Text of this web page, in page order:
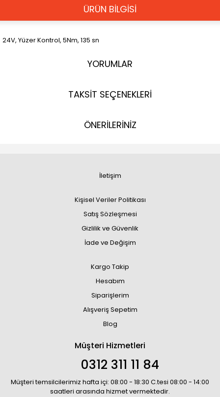
ÜRÜN BİLGİSİ
24V, Yüzer Kontrol, 5Nm, 135 sn
YORUMLAR
TAKSİT SEÇENEKLERİ
ÖNERİLERİNİZ
İletişim
Kişisel Veriler Politikası
Satış Sözleşmesi
Gizlilik ve Güvenlik
İade ve Değişim
Kargo Takip
Hesabım
Siparişlerim
Alışveriş Sepetim
Blog
Müşteri Hizmetleri
0312 311 11 84
Müşteri temsilcilerimiz hafta içi: 08:00 - 18:30 C.tesi 08:00 - 14:00
saatleri arasında hizmet vermektedir.